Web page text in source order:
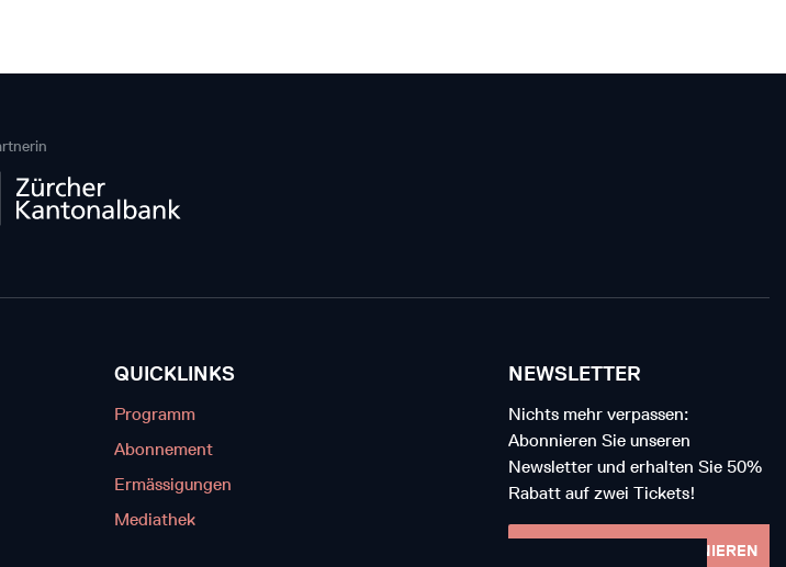
QUICKLINKS
Programm
Abonnement
Ermässigungen
Mediathek
NEWSLETTER
Nichts mehr verpassen:
Abonnieren Sie unseren
Newsletter und erhalten Sie 50%
Rabatt auf zwei Tickets!
NEWSLETTER ABONNIEREN